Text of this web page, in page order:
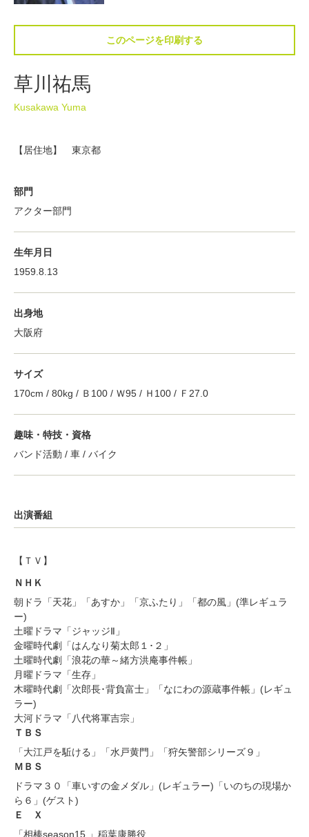
このページを印刷する
草川祐馬
Kusakawa Yuma
【居住地】 東京都
部門
アクター部門
生年月日
1959.8.13
出身地
大阪府
サイズ
170cm / 80kg / Ｂ100 / Ｗ95 / Ｈ100 / Ｆ27.0
趣味・特技・資格
バンド活動 / 車 / バイク
出演番組
【ＴＶ】
ＮＨＫ
朝ドラ「天花」「あすか」「京ふたり」「都の風」(準レギュラ
ー)
土曜ドラマ「ジャッジⅡ」
金曜時代劇「はんなり菊太郎１･２」
土曜時代劇「浪花の華～緒方洪庵事件帳」
月曜ドラマ「生存」
木曜時代劇「次郎長･背負富士」「なにわの源蔵事件帳」(レギュ
ラー)
大河ドラマ「八代将軍吉宗」
ＴＢＳ
「大江戸を駈ける」「水戸黄門」「狩矢警部シリーズ９」
ＭＢＳ
ドラマ３０「車いすの金メダル」(レギュラー)「いのちの現場か
ら６」(ゲスト)
Ｅ Ｘ
「相棒season15 」稲葉康勝役